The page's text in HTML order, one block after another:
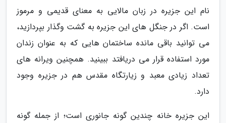
نام این جزیره در زبان مالایی به معنای قدیمی و مرموز
است. اگر در جنگل های این جزیره به گشت وگذار بپردازید،
می توانید باقی مانده ساختمان هایی که به عنوان زندان
مورد استفاده قرار می دریافتد ببینید. همچنین ویرانه های
تعداد زیادی معبد و زیارتگاه مقدس هم در جزیره وجود
دارد.
این جزیره خانه چندین گونه جانوری است؛ از جمله گونه